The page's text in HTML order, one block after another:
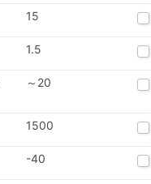
15
1.5
～20
1500
-40